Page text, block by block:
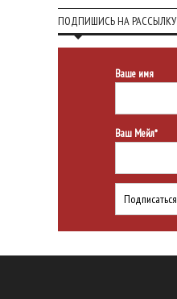
ПОДПИШИСЬ НА РАССЫЛКУ
Ваше имя
Ваш Мейл*